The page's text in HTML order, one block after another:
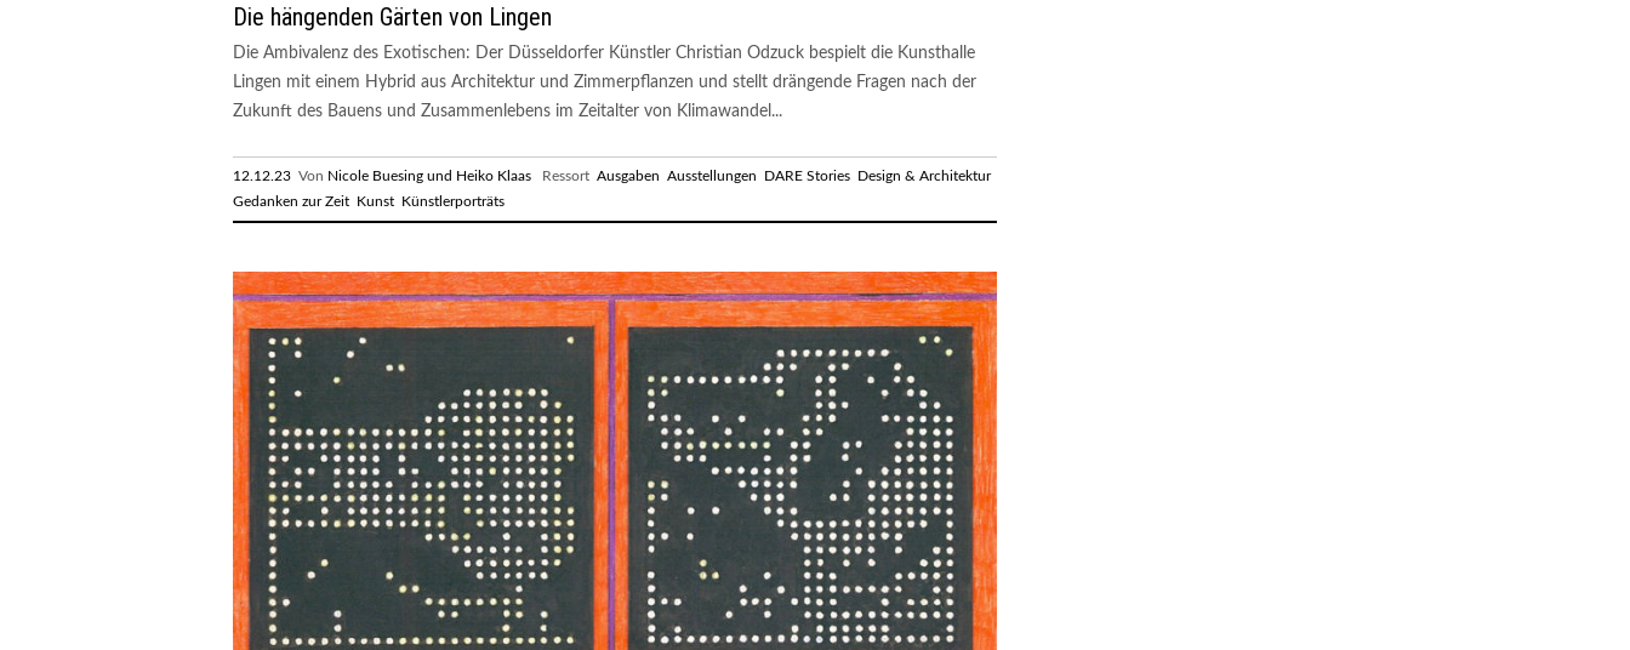
Die hängenden Gärten von Lingen
Die Ambivalenz des Exotischen: Der Düsseldorfer Künstler Christian Odzuck bespielt die Kunsthalle
Lingen mit einem Hybrid aus Architektur und Zimmerpflanzen und stellt drängende Fragen nach der
Zukunft des Bauens und Zusammenlebens im Zeitalter von Klimawandel...
12.12.23 Von Nicole Buesing und Heiko Klaas Ressort Ausgaben Ausstellungen DARE Stories Design & Architektur
Gedanken zur Zeit Kunst Künstlerporträts